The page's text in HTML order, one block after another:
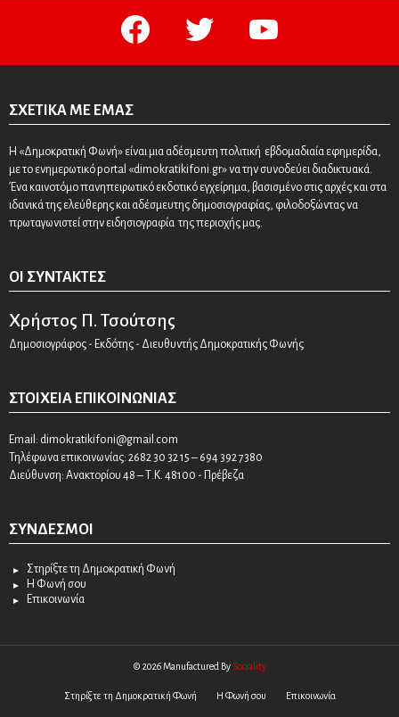
facebook twitter youtube
ΣΧΕΤΙΚΆ ΜΕ ΕΜΆΣ
Η «Δημοκρατική Φωνή» είναι μια αδέσμευτη πολιτική εβδομαδιαία εφημερίδα,
με το ενημερωτικό portal «dimokratikifoni.gr» να την συνοδεύει διαδικτυακά.
Ένα καινοτόμο πανηπειρωτικό εκδοτικό εγχείρημα, βασισμένο στις αρχές και στα
ιδανικά της ελεύθερης και αδέσμευτης δημοσιογραφίας, φιλοδοξώντας να
πρωταγωνιστεί στην ειδησιογραφία της περιοχής μας.
ΟΙ ΣΥΝΤΆΚΤΕΣ
Χρήστος Π. Τσούτσης
Δημοσιογράφος - Εκδότης - Διευθυντής Δημοκρατικής Φωνής
ΣΤΟΙΧΕΊΑ ΕΠΙΚΟΙΝΩΝΊΑΣ
Email: dimokratikifoni@gmail.com
Τηλέφωνα επικοινωνίας: 2682 30 32 15 – 694 392 7380
Διεύθυνση: Ανακτορίου 48 – Τ.Κ. 48100 - Πρέβεζα
ΣΎΝΔΕΣΜΟΙ
Στηρίξτε τη Δημοκρατική Φωνή
Η Φωνή σου
Επικοινωνία
© 2026 Manufactured By Sociality
Στηρίξτε τη Δημοκρατική Φωνή Η Φωνή σου Επικοινωνία